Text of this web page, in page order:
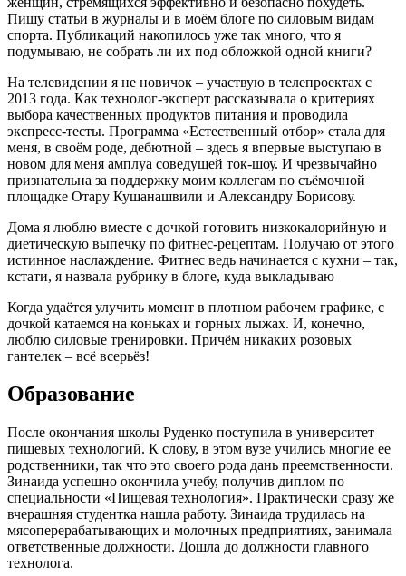
Пишу статьи в журналы и в моём блоге по силовым видам
спорта. Публикаций накопилось уже так много, что я
подумываю, не собрать ли их под обложкой одной книги?
На телевидении я не новичок – участвую в телепроектах с
2013 года. Как технолог-эксперт рассказывала о критериях
выбора качественных продуктов питания и проводила
экспресс-тесты. Программа «Естественный отбор» стала для
меня, в своём роде, дебютной – здесь я впервые выступаю в
новом для меня амплуа соведущей ток-шоу. И чрезвычайно
признательна за поддержку моим коллегам по съёмочной
площадке Отару Кушанашвили и Александру Борисову.
Дома я люблю вместе с дочкой готовить низкокалорийную и
диетическую выпечку по фитнес-рецептам. Получаю от этого
истинное наслаждение. Фитнес ведь начинается с кухни – так,
кстати, я назвала рубрику в блоге, куда выкладываю
Когда удаётся улучить момент в плотном рабочем графике, с
дочкой катаемся на коньках и горных лыжах. И, конечно,
люблю силовые тренировки. Причём никаких розовых
гантелек – всё всерьёз!
Образование
После окончания школы Руденко поступила в университет
пищевых технологий. К слову, в этом вузе учились многие ее
родственники, так что это своего рода дань преемственности.
Зинаида успешно окончила учебу, получив диплом по
специальности «Пищевая технология». Практически сразу же
вчерашняя студентка нашла работу. Зинаида трудилась на
мясоперерабатывающих и молочных предприятиях, занимала
ответственные должности. Дошла до должности главного
технолога.